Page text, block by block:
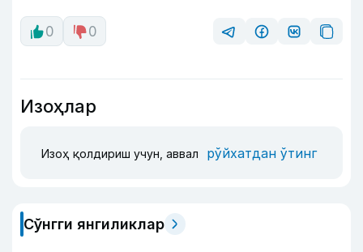
0 0
Изоҳлар
Изоҳ қолдириш учун, аввал рўйхатдан ўтинг
Сўнгги янгиликлар